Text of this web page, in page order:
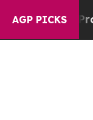
AGP PICKS
They Exist